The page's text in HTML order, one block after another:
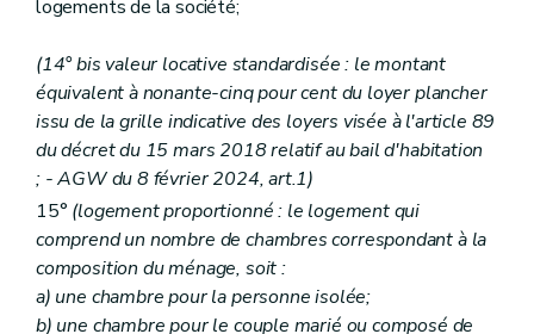
logements de la société;
(14° bis valeur locative standardisée : le montant
équivalent à nonante-cinq pour cent du loyer plancher
issu de la grille indicative des loyers visée à l'article 89
du décret du 15 mars 2018 relatif au bail d'habitation
; - AGW du 8 février 2024, art.1)
15° (logement proportionné : le logement qui
comprend un nombre de chambres correspondant à la
composition du ménage, soit :
a) une chambre pour la personne isolée;
b) une chambre pour le couple marié ou composé de